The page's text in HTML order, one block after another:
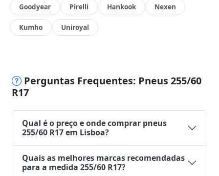
Goodyear Pirelli Hankook Nexen
Kumho Uniroyal
Perguntas Frequentes: Pneus 255/60
R17
Qual é o preço e onde comprar pneus
255/60 R17 em Lisboa?
Quais as melhores marcas recomendadas
para a medida 255/60 R17?